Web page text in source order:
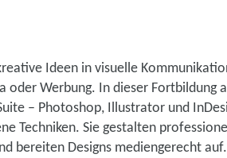
Ideen in visuelle
oder Werbung. In dieser Fortbildung
– Photoshop, Illustrator und
Techniken. Sie gestalten
bereiten Designs mediengerecht auf.